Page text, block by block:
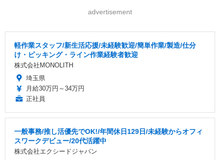
advertisement
軽作業スタッフ/新生活応援/未経験歓迎/簡単作業/製造/仕分
け・ピッキング・ライン作業経験者歓迎
株式会社MONOLITH
埼玉県
月給30万円～34万円
正社員
一般事務/推し活優先でOK!/年間休日129日/未経験からオフィ
スワークデビュー/20代活躍中
株式会社エクシードジャパン